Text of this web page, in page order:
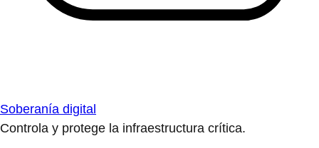
Soberanía digital
Controla y protege la infraestructura crítica.